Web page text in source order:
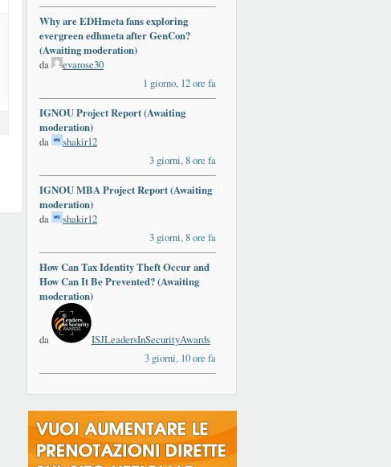
Why are EDHmeta fans exploring
evergreen edhmeta after GenCon?
(Awaiting moderation)
da
evarose30
1 giorno, 12 ore fa
IGNOU Project Report (Awaiting
moderation)
da
shakir12
3 giorni, 8 ore fa
IGNOU MBA Project Report (Awaiting
moderation)
da
shakir12
3 giorni, 8 ore fa
How Can Tax Identity Theft Occur and
How Can It Be Prevented? (Awaiting
moderation)
da
ISJLeadersInSecurityAwards
3 giorni, 10 ore fa